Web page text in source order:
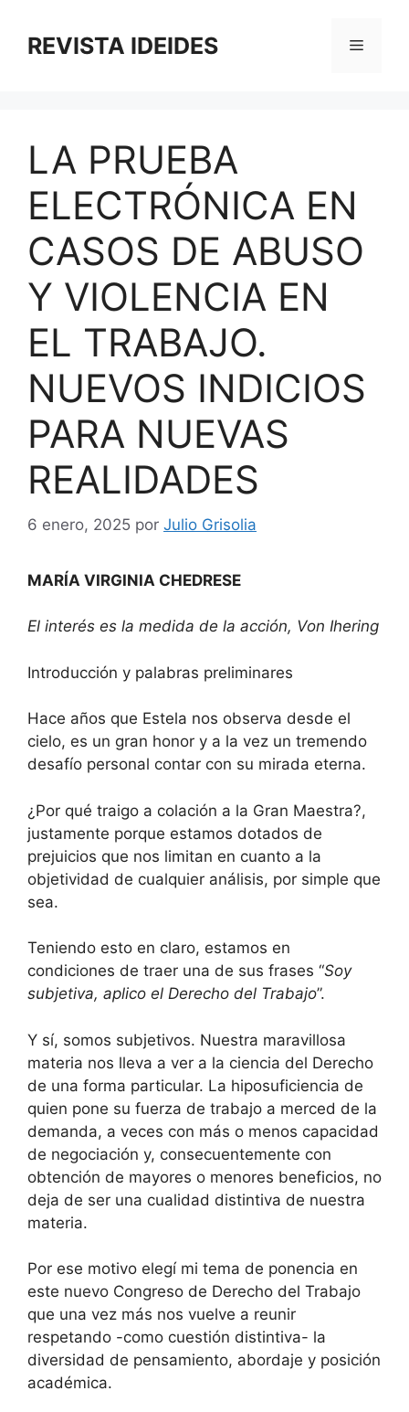
contenido
REVISTA IDEIDES Menú
LA PRUEBA
ELECTRÓNICA EN
CASOS DE ABUSO
Y VIOLENCIA EN
EL TRABAJO.
NUEVOS INDICIOS
PARA NUEVAS
REALIDADES
6 enero, 2025 por Julio Grisolia
MARÍA VIRGINIA CHEDRESE
El interés es la medida de la acción, Von Ihering
Introducción y palabras preliminares
Hace años que Estela nos observa desde el
cielo, es un gran honor y a la vez un tremendo
desafío personal contar con su mirada eterna.
¿Por qué traigo a colación a la Gran Maestra?,
justamente porque estamos dotados de
prejuicios que nos limitan en cuanto a la
objetividad de cualquier análisis, por simple que
sea.
Teniendo esto en claro, estamos en
condiciones de traer una de sus frases “Soy
subjetiva, aplico el Derecho del Trabajo”.
Y sí, somos subjetivos. Nuestra maravillosa
materia nos lleva a ver a la ciencia del Derecho
de una forma particular. La hiposuficiencia de
quien pone su fuerza de trabajo a merced de la
demanda, a veces con más o menos capacidad
de negociación y, consecuentemente con
obtención de mayores o menores beneficios, no
deja de ser una cualidad distintiva de nuestra
materia.
Por ese motivo elegí mi tema de ponencia en
este nuevo Congreso de Derecho del Trabajo
que una vez más nos vuelve a reunir
respetando -como cuestión distintiva- la
diversidad de pensamiento, abordaje y posición
académica.